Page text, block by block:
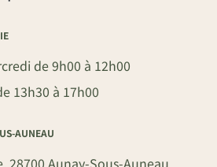
de 9h00 à 12h00
13h30 à 17h00
AUNEAU
28700 Aunay-Sous-Auneau